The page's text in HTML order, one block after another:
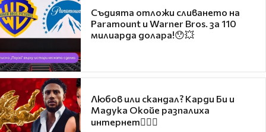
Съдията отложи сливането на
Paramount и Warner Bros. за 110
милиарда долара!😯💥
Любов или скандал? Карди Би и
Мадука Окойе разпалиха
интернет❤️‍🔥🔥